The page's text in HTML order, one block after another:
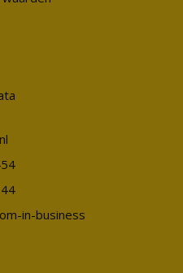
in-business